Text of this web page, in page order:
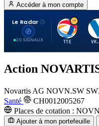
Accéder à mon compte
Le Radar
20 SIGNAUX
T
TTE
Action
Novartis AG NOVN.SW
Santé
CH0012005267
Places de cotation :
Ajouter à mon portefeuille